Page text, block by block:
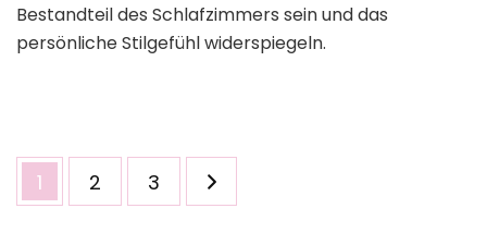
Bestandteil des Schlafzimmers sein und das
persönliche Stilgefühl widerspiegeln.
Seitennummerierung
der
Seite
1 Seite
2 Seite
3